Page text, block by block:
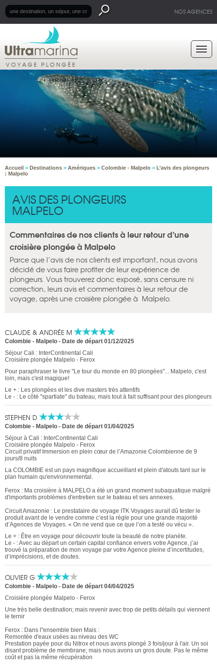
NOS AGENCES
VOYAGE PLONGÉE
Accueil > Destinations > Amériques > Colombie - Malpelo > L’avis des plongeurs
: Malpelo
AVIS DES PLONGEURS
MALPELO
Commentaires de nos clients à leur retour d’une
croisière plongée à Malpelo
Parce que l’avis de nos clients est important, nous avons
décidé de vous faire profiter de leur expérience de
plongeurs. Vous trouverez donc exposé, sans censure ni
correction, leurs avis et commentaires à leur retour de
voyage, après une croisière plongée à Malpelo.
CLAUDE & ANDRÉE M
Colombie - Malpelo - Date de départ 01/12/2025
Séjour Cali : InterContinental Cali
Croisière plongée Malpelo - Ferox
Pour paraphraser le livre "Le tour du monde en 80 plongées"... Malpelo, c'est
loin, mais c'est magique!
Le + : Les plongées et les dive masters très attentifs
Le - : Le côté "spartiate" du bateau, mais tout à fait suffisant pour des plongeurs
STEPHEN D
Colombie - Malpelo - Date de départ 01/04/2025
Séjour à Cali : InterContinental Cali
Croisière plongée Malpelo - Ferox
Circuit privatif Immersion en plein cœur de l’Amazonie Colombienne de 9
jours/8 nuits
La COLOMBIE est un pays magnifique accueillant et plein d'atouts tant sur le
plan humain qu'environnemental.
Ferox : Ma croisière à MALPELO a été un grand moment subaquatique malgré
d'importants problèmes d'entretien sur le bateau et ses annexes.
Circuit Amazonie : Le prestataire de voyage ITK Voyages aurait dû tester le
produit avant de le vendre comme c’est la règle pour une grande majorité
d’Agences de Voyages. « On ne vend que ce que l’on a testé ou vécu ».
Le + : Être en voyage pour découvrir toute la beauté de notre planète.
Le - : Avec au départ un certain capital confiance envers votre Agence, j’ai
trouvé la préparation de mon voyage par votre Agence pleine d’incertitudes,
d’imprécisions, et de doutes.
OLIVIER G
Colombie - Malpelo - Date de départ 04/04/2025
Croisière plongée Malpelo - Ferox
Une très belle destination; mais revenir avec trop de petits détails qui viennent
le ternir
Ferox : Dans l''ensemble bien Mais :
Remontée d'eaux usées au niveau des WC
Prestation payée pour du Nitrox et nous avons plongé 3 fois/jour à l'air. Un soi
disant problème de membrane; mais nous avons un gros doute. Pas le même
coût et pas la même récupération